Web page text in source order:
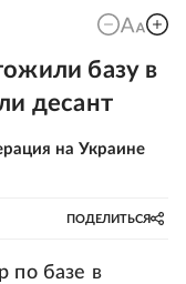
базу в
десант
на Украине
ПОДЕЛИТЬСЯ
по базе в